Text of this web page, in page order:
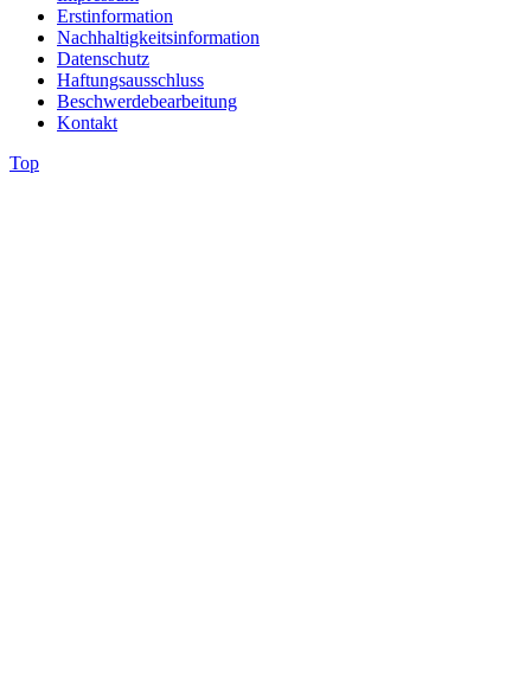
Erstinformation
Nachhaltigkeitsinformation
Datenschutz
Haftungsausschluss
Beschwerdebearbeitung
Kontakt
Top